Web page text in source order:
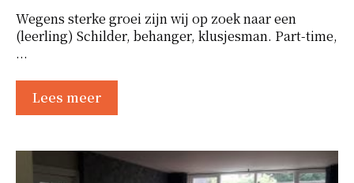
Wegens sterke groei zijn wij op zoek naar een
(leerling) Schilder, behanger, klusjesman. Part-time,
...
Lees meer